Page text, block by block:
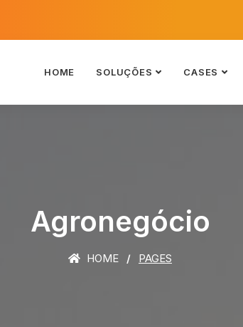
HOME SOLUÇÕES CASES
Agronegócio
HOME PAGES